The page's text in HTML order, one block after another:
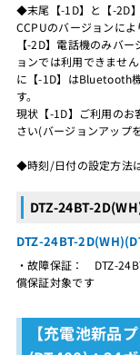
◆末尾【-1D】と【-2D
CCPUのバージョンによ
【-2D】電話機のみバ
ョンでは利用できませ
に【-1D】はBluetooth
す。
現状【-1D】ご利用のお
さい(バージョンアップ
◆時刻/日付の設定方法は
DTZ-24BT-
DTZ-24BT-
・故障保証： DTZ-
償保証対象です
【充電池新品